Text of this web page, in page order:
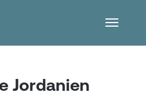
Jordanien